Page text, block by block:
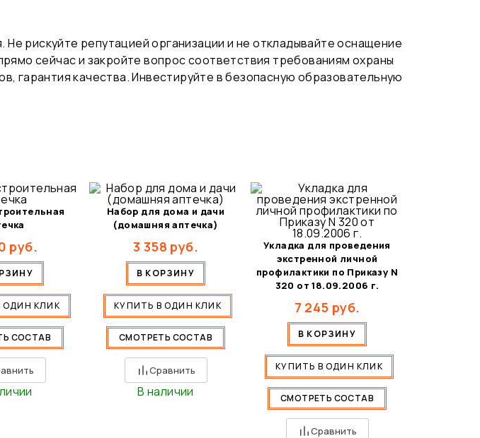
рискуйте репутацией организации и не откладывайте оснащение
сейчас и закройте вопрос соответствия требованиям охраны
гарантия качества. Инвестируйте в безопасную образовательную
руб.
ОДИН КЛИК
СОСТАВ
Набор для дома и дачи
(домашняя аптечка)
3 358 руб.
В КОРЗИНУ
КУПИТЬ В ОДИН КЛИК
СМОТРЕТЬ СОСТАВ
Сравнить
В наличии
Укладка для проведения
экстренной личной
профилактики по Приказу N
320 от 18.09.2006 г.
7 245 руб.
В КОРЗИНУ
КУПИТЬ В ОДИН КЛИК
СМОТРЕТЬ СОСТАВ
Сравнить